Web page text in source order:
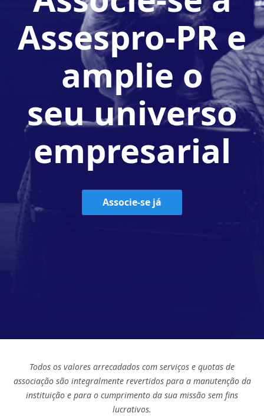
Assespro-PR e
amplie o
seu universo
empresarial
Associe-se já
Todos os valores arrecadados com serviços e quotas de
associação são integralmente revertidos para a manutenção da
instituição e para o cumprimento da sua missão sem fins
lucrativos.